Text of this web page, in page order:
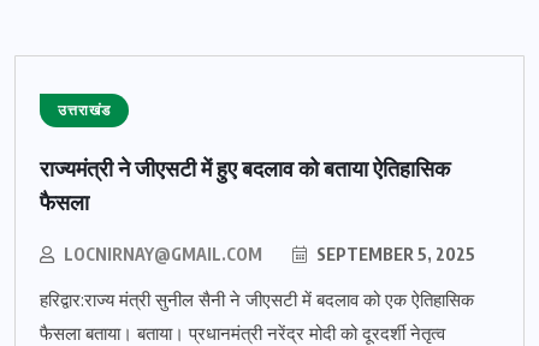
उत्तराखंड
राज्यमंत्री ने जीएसटी में हुए बदलाव को बताया ऐतिहासिक
फैसला
LOCNIRNAY@GMAIL.COM SEPTEMBER 5, 2025
हरिद्वार:राज्य मंत्री सुनील सैनी ने जीएसटी में बदलाव को एक ऐतिहासिक
फैसला बताया। बताया। प्रधानमंत्री नरेंद्र मोदी को दूरदर्शी नेतृत्व